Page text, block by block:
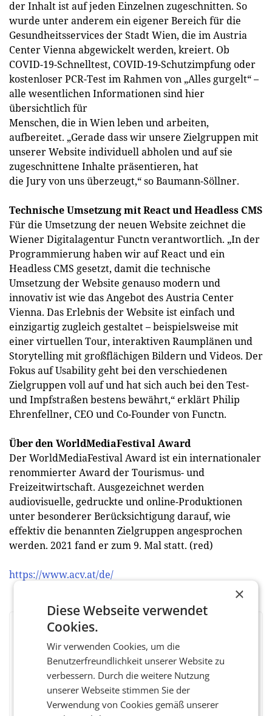
der Inhalt ist auf jeden Einzelnen zugeschnitten. So
wurde unter anderem ein eigener Bereich für die
Gesundheitsservices der Stadt Wien, die im Austria
Center Vienna abgewickelt werden, kreiert. Ob
COVID-19-Schnelltest, COVID-19-Schutzimpfung oder
kostenloser PCR-Test im Rahmen von „Alles gurgelt“ –
alle wesentlichen Informationen sind hier
übersichtlich für
Menschen, die in Wien leben und arbeiten,
aufbereitet. „Gerade dass wir unsere Zielgruppen mit
unserer Website individuell abholen und auf sie
zugeschnittene Inhalte präsentieren, hat
die Jury von uns überzeugt,“ so Baumann-Söllner.
Technische Umsetzung mit React und Headless CMS
Für die Umsetzung der neuen Website zeichnet die
Wiener Digitalagentur Functn verantwortlich. „In der
Programmierung haben wir auf React und ein
Headless CMS gesetzt, damit die technische
Umsetzung der Website genauso modern und
innovativ ist wie das Angebot des Austria Center
Vienna. Das Erlebnis der Website ist einfach und
einzigartig zugleich gestaltet – beispielsweise mit
einer virtuellen Tour, interaktiven Raumplänen und
Storytelling mit großflächigen Bildern und Videos. Der
Fokus auf Usability geht bei den verschiedenen
Zielgruppen voll auf und hat sich auch bei den Test-
und Impfstraßen bestens bewährt,“ erklärt Philip
Ehrenfellner, CEO und Co-Founder von Functn.
Über den WorldMediaFestival Award
Der WorldMediaFestival Award ist ein internationaler
renommierter Award der Tourismus- und
Freizeitwirtschaft. Ausgezeichnet werden
audiovisuelle, gedruckte und online-Produktionen
unter besonderer Berücksichtigung darauf, wie
effektiv die benannten Zielgruppen angesprochen
werden. 2021 fand er zum 9. Mal statt. (red)
https://www.acv.at/de/
BEWERTEN SIE DIESEN ARTIKEL
FacebookTwitterMessengerWhatsAppLinkedInXING Teilen
×
Diese Webseite verwendet
Cookies.
Wir verwenden Cookies, um die
Benutzerfreundlichkeit unserer Website zu
verbessern. Durch die weitere Nutzung
unserer Webseite stimmen Sie der
Verwendung von Cookies gemäß unserer